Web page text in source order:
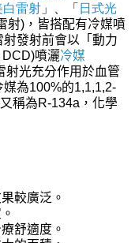
白雷射 」、 「 日式光
射)，皆搭配有冷媒噴
發射前會以「動力
噴灑冷媒
射光充分作用於血管
為100%的1,1,1,2-
稱為R-134a，化學
較廣泛。
舒適度。